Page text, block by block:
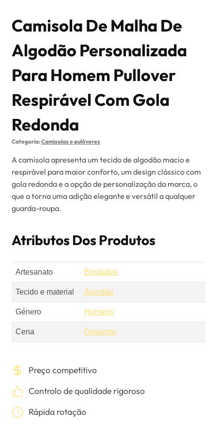
Camisola De Malha De
Algodão Personalizada
Para Homem Pullover
Respirável Com Gola
Redonda
Categoria:Camisolas e pulôveres
A camisola apresenta um tecido de algodão macio e
respirável para maior conforto, um design clássico com
gola redonda e a opção de personalização da marca, o
que a torna uma adição elegante e versátil a qualquer
guarda-roupa.
Atributos Dos Produtos
Artesanato Bordados
Tecido e material Algodão
Género Homens
Cena Desporto
Preço competitivo
Controlo de qualidade rigoroso
Rápida rotação